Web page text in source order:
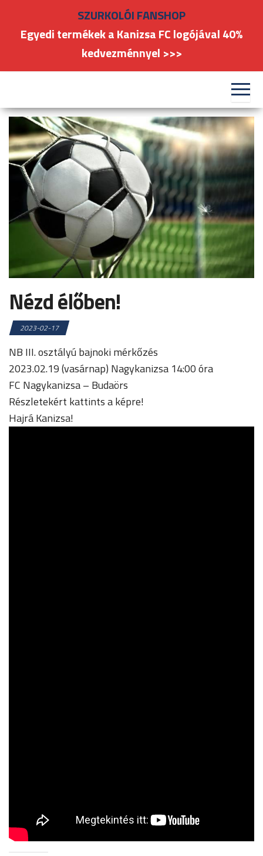
FC
#kanizsafoci
Nézd élőben!
2023-02-17
NB III. osztályú bajnoki mérkőzés
2023.02.19 (vasárnap) Nagykanizsa 14:00 óra
FC Nagykanizsa – Budaörs
Részletekért kattints a képre!
Hajrá Kanizsa!
SZURKOLÓI FANSHOP
Egyedi termékek a Kanizsa FC logójával 40%
kedvezménnyel >>>